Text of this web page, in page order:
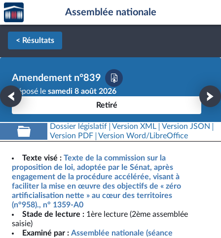
Aller au contenu
Aller en bas de la page
Accèder
à la
page
d'accueil
Assemblée nationale
< Résultats
Amendement n°839
Déposé le samedi 8 août 2026
Retiré
Dossier législatif Version XML
Version JSON
Version PDF
Version Word/LibreOffice
Texte visé : Texte de la commission sur la
proposition de loi, adoptée par le Sénat, après
engagement de la procédure accélérée, visant à
faciliter la mise en œuvre des objectifs de « zéro
artificialisation nette » au cœur des territoires
(n°958)., n° 1359-A0
Stade de lecture : 1ère lecture (2ème assemblée
saisie)
Examiné par : Assemblée nationale (séance